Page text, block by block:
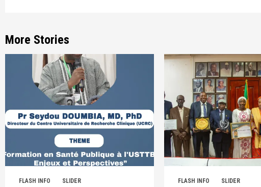
More Stories
FLASH INFO SLIDER FLASH INFO SLIDER